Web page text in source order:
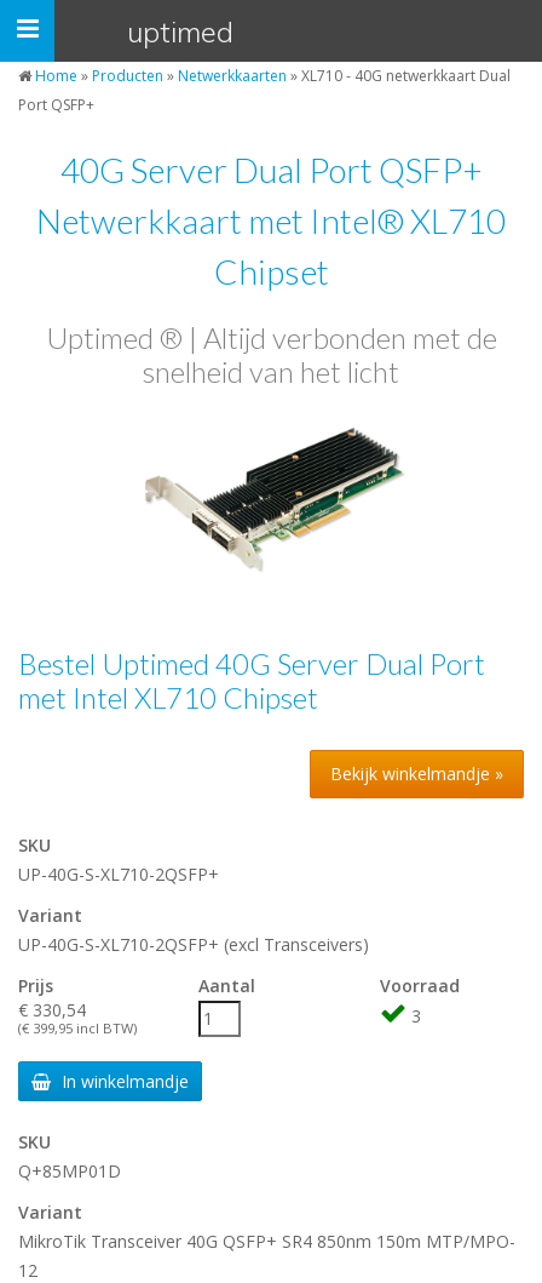
Navigatie
open/dicht
uptimed
Home »Producten »Netwerkkaarten »XL710 - 40G netwerkkaart Dual
Port QSFP+
40G Server Dual Port QSFP+
Netwerkkaart met Intel® XL710
Chipset
Uptimed ® | Altijd verbonden met de
snelheid van het licht
Bestel Uptimed 40G Server Dual Port
met Intel XL710 Chipset
Bekijk winkelmandje »
SKU
UP-40G-S-XL710-2QSFP+
Variant
UP-40G-S-XL710-2QSFP+ (excl Transceivers)
Prijs
€ 330,54
(€ 399,95 incl BTW)
Aantal
Voorraad
3
In winkelmandje
SKU
Q+85MP01D
Variant
MikroTik Transceiver 40G QSFP+ SR4 850nm 150m MTP/MPO-
12
Cookies beheer paneel